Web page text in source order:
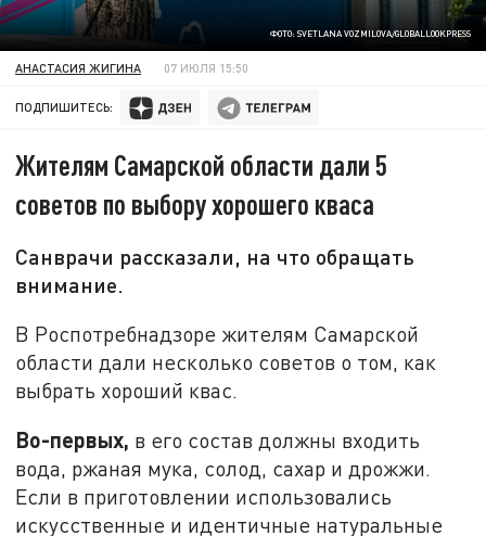
ФОТО: SVETLANA VOZMILOVA/GLOBALLOOKPRESS
АНАСТАСИЯ ЖИГИНА 07 ИЮЛЯ 15:50
ПОДПИШИТЕСЬ:
Жителям Самарской области дали 5
советов по выбору хорошего кваса
Санврачи рассказали, на что обращать
внимание.
В Роспотребнадзоре жителям Самарской
области дали несколько советов о том, как
выбрать хороший квас.
Во-первых, в его состав должны входить
вода, ржаная мука, солод, сахар и дрожжи.
Если в приготовлении использовались
искусственные и идентичные натуральные